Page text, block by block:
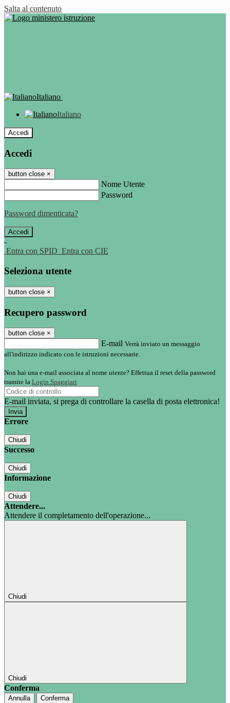
Salta al contenuto
Italiano
Italiano
Accedi
Accedi
button close ×
Nome Utente
Password
Password dimenticata?
-
Entra con SPID Entra con CIE
Seleziona utente
button close ×
Recupero password
button close ×
E-mail Verrà inviato un messaggio
all'indirizzo indicato con le istruzioni necessarie.
Non hai una e-mail associata al nome utente? Effettua il reset della password
tramite la Login Spaggiari
E-mail inviata, si prega di controllare la casella di posta elettronica!
Errore
Chiudi
Successo
Chiudi
Informazione
Chiudi
Attendere...
Attendere il completamento dell'operazione...
Chiudi
Chiudi
Conferma
Annulla Conferma